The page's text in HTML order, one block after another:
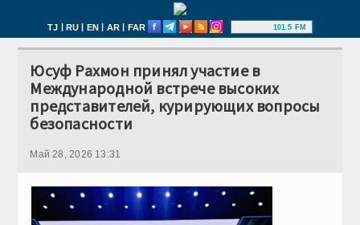
TJ | RU | EN | AR | FAR 101.5 FM
Юсуф Рахмон принял участие в
Международной встрече высоких
представителей, курирующих вопросы
безопасности
Май 28, 2026 13:31